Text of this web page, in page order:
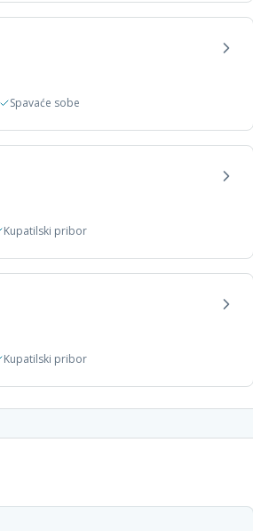
Spavaće sobe
Kupatilski pribor
Kupatilski pribor